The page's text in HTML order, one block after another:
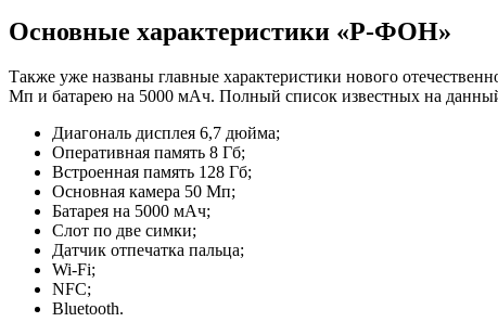
Основные характеристики «Р-ФОН»
Также уже названы главные характеристики нового
Мп и батарею на 5000 мАч. Полный список известных на
Диагональ дисплея 6,7 дюйма;
Оперативная память 8 Гб;
Встроенная память 128 Гб;
Основная камера 50 Мп;
Батарея на 5000 мАч;
Слот по две симки;
Датчик отпечатка пальца;
Wi-Fi;
NFC;
Bluetooth.